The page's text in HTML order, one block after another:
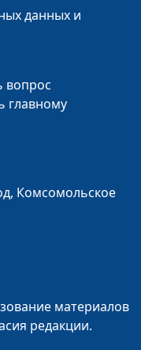
Бритов,
Бахтин,
Бахтин,
данных и
вопрос
главному
Комсомольское
материалов
редакции.